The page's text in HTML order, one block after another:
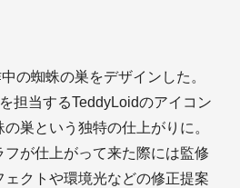
の蜘蛛の巣をデザインした。
担当するTeddyLoidのアイコン
巣という独特の仕上がりに。
フが仕上がって来た際には監修
ェクトや環境光などの修正提案